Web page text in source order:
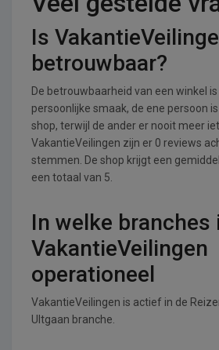
Is
betrouwbaar?
De betrouwbaarheid van een winkel
persoonlijke smaak, de ene persoon
shop, terwijl de ander er nooit meer
VakantieVeilingen zijn er 0 reviews
stemmen. De shop krijgt een
een totaal van 5.
In welke branches
VakantieVeilingen
operationeel
VakantieVeilingen is actief in de
UItgaan branche.